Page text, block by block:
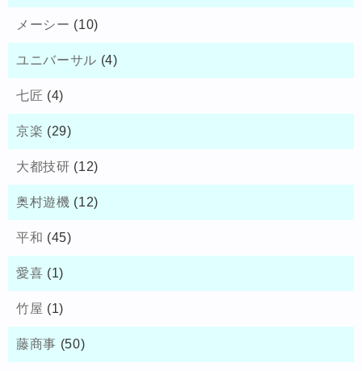
メーシー (10)
ユニバーサル (4)
七匠 (4)
京楽 (29)
大都技研 (12)
奥村遊機 (12)
平和 (45)
愛喜 (1)
竹屋 (1)
藤商事 (50)